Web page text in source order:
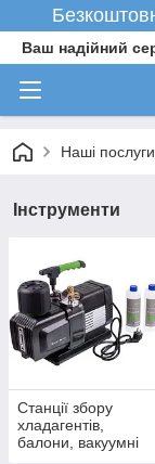
Ваш надійний
Наші послуги
Інструменти
Станції збору
хладагентів,
балони, вакуумні